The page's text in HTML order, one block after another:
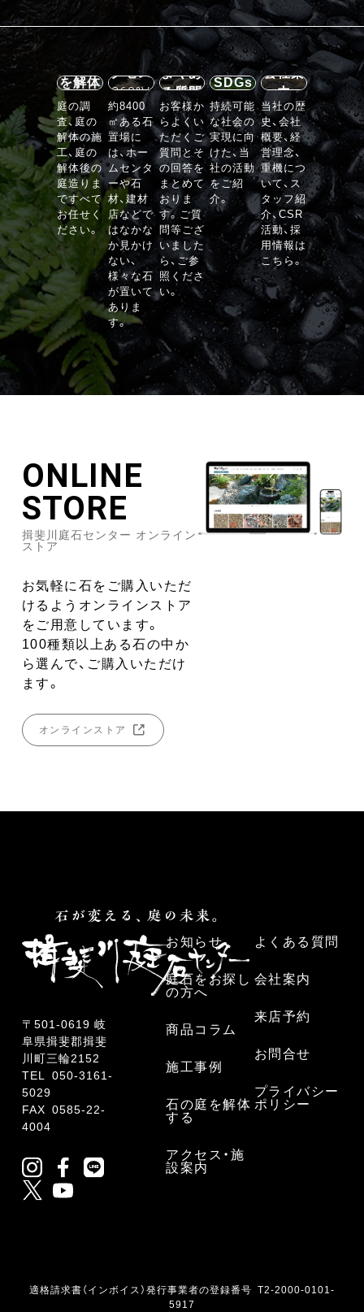
石の庭
を解体
する
庭の調
査、庭の
解体の施
工、庭の
解体後の
庭造りま
ですべて
お任せく
ださい。
内・ア
クセス
360°V
R
VIEW
約8400
㎡ある石
置場に
は、ホー
ムセンタ
ーや石
材、建材
店などで
はなかな
か見かけ
ない、
様々な石
が置いて
ありま
す。
よくあ
る質問
お客様か
らよくい
ただくご
質問とそ
の回答を
まとめて
おりま
す。ご質
問等ござ
いました
ら、ご参
照くださ
い。
SDGs
持続可能
な社会の
実現に向
けた、当
社の活動
をご紹
介。
会社案
内
当社の歴
史、会社
概要、経
営理念、
重機につ
いて、ス
タッフ紹
介、CSR
活動、採
用情報は
こちら。
ONLINE
STORE
揖斐川庭石センター オンライン
ストア
お気軽に石をご購入いただ
けるようオンラインストア
をご用意しています。
100種類以上ある石の中か
ら選んで、ご購入いただけ
ます。
オンラインストア
お知らせ
庭石をお探し
の方へ
商品コラム
施工事例
石の庭を解体
する
アクセス・施
設案内
よくある質問
会社案内
来店予約
お問合せ
プライバシー
ポリシー
〒501-0619 岐
阜県揖斐郡揖斐
川町三輪2152
TEL 050-3161-
5029
FAX 0585-22-
4004
適格請求書（インボイス）発行事業者の登録番号 T2-2000-0101-
5917